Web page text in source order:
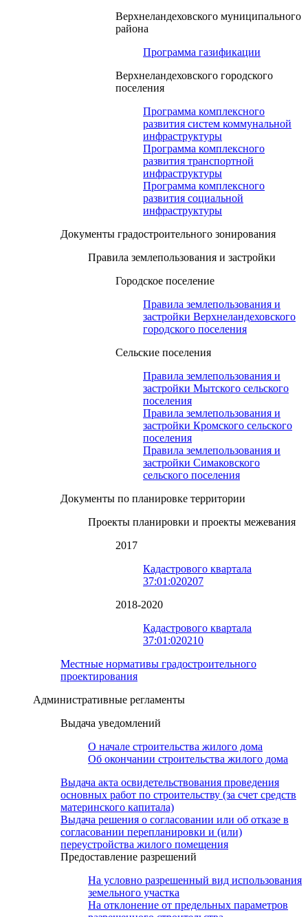
Верхнеландеховского муниципального
района
Программа газификации
Верхнеландеховского городского
поселения
Программа комплексного
развития систем коммунальной
инфраструктуры
Программа комплексного
развития транспортной
инфраструктуры
Программа комплексного
развития социальной
инфраструктуры
Документы градостроительного зонирования
Правила землепользования и застройки
Городское поселение
Правила землепользования и
застройки Верхнеландеховского
городского поселения
Сельские поселения
Правила землепользования и
застройки Мытского сельского
поселения
Правила землепользования и
застройки Кромского сельского
поселения
Правила землепользования и
застройки Симаковского
сельского поселения
Документы по планировке территории
Проекты планировки и проекты межевания
2017
Кадастрового квартала
37:01:020207
2018-2020
Кадастрового квартала
37:01:020210
Местные нормативы градостроительного
проектирования
Административные регламенты
Выдача уведомлений
О начале строительства жилого дома
Об окончании строительства жилого дома
Выдача акта освидетельствования проведения
основных работ по строительству (за счет средств
материнского капитала)
Выдача решения о согласовании или об отказе в
согласовании перепланировки и (или)
переустройства жилого помещения
Предоставление разрешений
На условно разрешенный вид использования
земельного участка
На отклонение от предельных параметров